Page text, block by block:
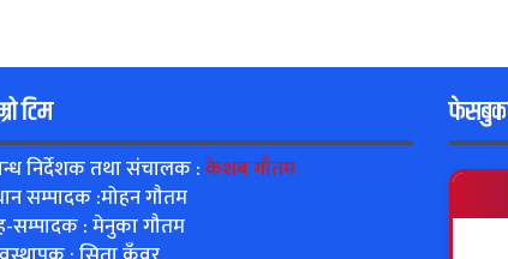
टिम
निर्देशक तथा संचालक :केशब गौतम
सम्पादक :मोहन गौतम
सम्पादक : मेनुका गौतम
फेसबुक